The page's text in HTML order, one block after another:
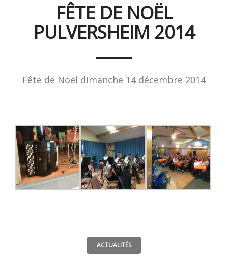
FÊTE DE NOËL
PULVERSHEIM 2014
Fête de Noël dimanche 14 décembre 2014
ACTUALITÉS